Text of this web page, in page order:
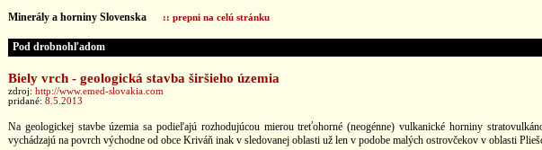
Minerály a horniny Slovenska :: prepni na celú stránku
Pod drobnohľadom
Biely vrch - geologická stavba širšieho územia
zdroj: http://www.emed-slovakia.com
pridané: 8.5.2013
Na geologickej stavbe územia sa podieľajú rozhodujúcou mierou treťohorné (neogénne) vulkanické horniny
vychádzajú na povrch východne od obce Kriváň inak v sledovanej oblasti už len v podobe malých ostrovčekov v oblasti